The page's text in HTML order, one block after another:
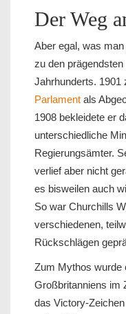
Der Weg
Aber egal, was
zu den
Jahrhunderts. 1901
Parlament als
1908 bekleidete er
unterschiedliche
Regierungsämter.
verlief aber nicht
es bisweilen auch
So war Churchills
verschiedenen,
Rückschlägen
Zum Mythos wurde
Großbritanniens im
das Victory-